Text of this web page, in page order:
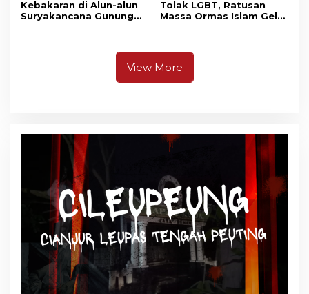
Kebakaran di Alun-alun
Suryakancana Gunung
Tolak LGBT, Ratusan
Massa Ormas Islam Gelar
View More